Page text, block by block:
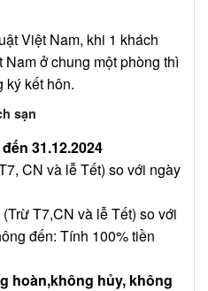
Việt Nam, khi 1 khách
ở chung một phòng thì
ký kết hôn.
sạn
31.12.2024
CN và lễ Tết) so với ngày
T7,CN và lễ Tết) so với
đến: Tính 100% tiền
hoàn,không hủy, không